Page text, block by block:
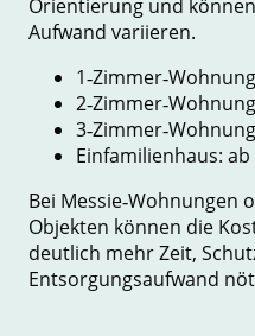
Orientierung und
Aufwand variieren.
Einfamilienhaus:
Bei Messie‑Wohnungen
Objekten können die
deutlich mehr Zeit,
Entsorgungsaufwand